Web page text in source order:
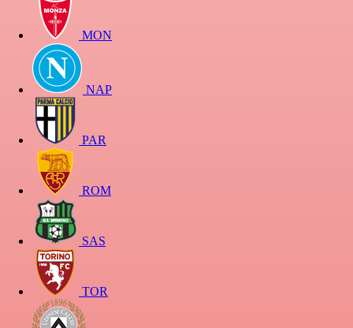
MON
NAP
PAR
ROM
SAS
TOR